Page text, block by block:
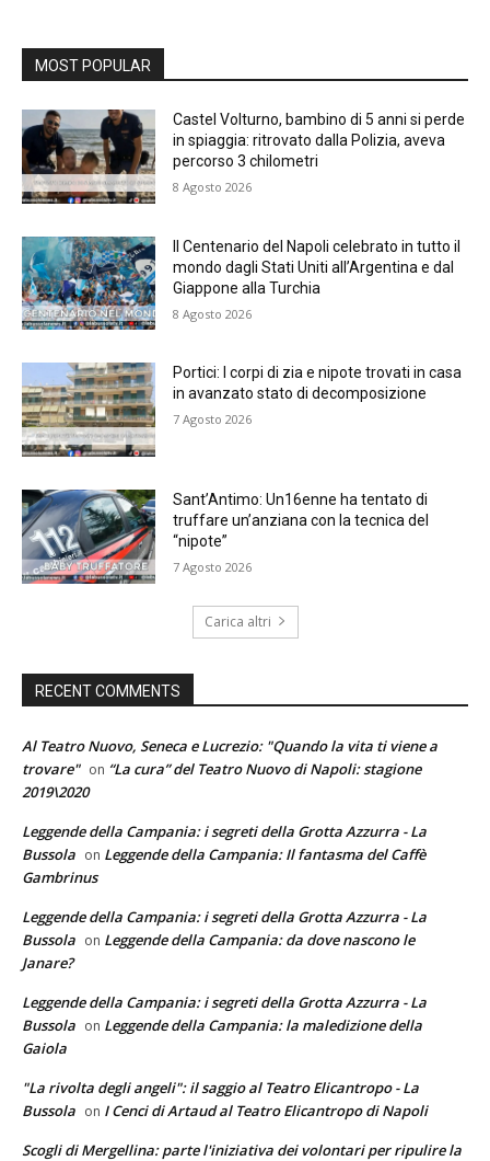
MOST POPULAR
Castel Volturno, bambino di 5 anni si perde
in spiaggia: ritrovato dalla Polizia, aveva
percorso 3 chilometri
8 Agosto 2026
Il Centenario del Napoli celebrato in tutto il
mondo dagli Stati Uniti all’Argentina e dal
Giappone alla Turchia
8 Agosto 2026
Portici: I corpi di zia e nipote trovati in casa
in avanzato stato di decomposizione
7 Agosto 2026
Sant’Antimo: Un16enne ha tentato di
truffare un’anziana con la tecnica del
“nipote”
7 Agosto 2026
Carica altri
RECENT COMMENTS
Al Teatro Nuovo, Seneca e Lucrezio: "Quando la vita ti viene a
trovare" on “La cura” del Teatro Nuovo di Napoli: stagione
2019\2020
Leggende della Campania: i segreti della Grotta Azzurra - La
Bussola on Leggende della Campania: Il fantasma del Caffè
Gambrinus
Leggende della Campania: i segreti della Grotta Azzurra - La
Bussola on Leggende della Campania: da dove nascono le
Janare?
Leggende della Campania: i segreti della Grotta Azzurra - La
Bussola on Leggende della Campania: la maledizione della
Gaiola
"La rivolta degli angeli": il saggio al Teatro Elicantropo - La
Bussola on I Cenci di Artaud al Teatro Elicantropo di Napoli
Scogli di Mergellina: parte l'iniziativa dei volontari per ripulire la